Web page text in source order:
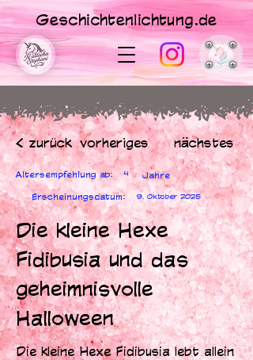
Geschichtenlichtung.de
< zurück vorheriges nächstes
Altersempfehlung ab: 4 Jahre
Erscheinungsdatum: 9. Oktober 2025
Die kleine Hexe
Fidibusia und das
geheimnisvolle
Halloween
Die kleine Hexe Fidibusia lebt allein